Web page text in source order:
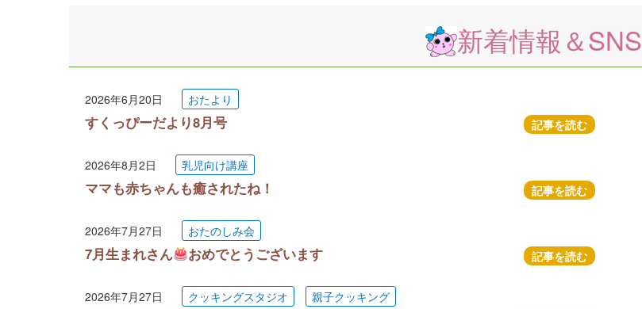
新着情報＆SNS
2026年6月20日 おたより
すくっぴーだより8月号 記事を読む
2026年8月2日 乳児向け講座
ママも赤ちゃんも癒されたね！ 記事を読む
2026年7月27日 おたのしみ会
7月生まれさん おめでとうございます 記事を読む
2026年7月27日 クッキングスタジオ 親子クッキング